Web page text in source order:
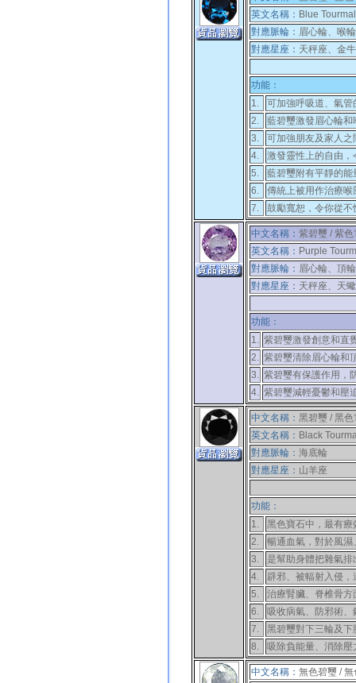
英文名稱： Blue
對應脈輪： 眉心輪、喉輪
對應星座 ： 天秤座、金
功能：
1.
可加強呼吸道、氣
2.
藍碧璽激發眉心輪
3.
可加強朋友及家人
4.
激發靈性上的自由
5.
藍碧璽附有平靜的
6.
傳統上被用作治療
7.
鼓勵寬恕，令你從
中文名稱： 紫碧璽 / 紫
英文名稱： Purple
對應脈輪： 眉心輪、頂輪
對應星座 ： 天秤座、天
功能：
1. 紫碧璽激發創意和直
2. 紫碧璽清除眉心輪和
3. 紫碧璽有保護作用，
4. 紫碧璽減輕憂鬱和壓
中文名稱： 黑碧璽 / 黑
英文名稱： Black
對應脈輪： 海底輪
對應星座 ： 山羊座
功能：
1.
黑色寶石中，最有
2.
暢通血氣，對於風
3.
是幫助身體把雜氣
4.
辟邪、被輻射入侵
5.
治療腎臟、脊椎骨
6.
吸收病氣、防邪術
7.
黑碧璽對下三輪及下
8.
吸除負能量、消除
中文名稱： 無色碧璽 /